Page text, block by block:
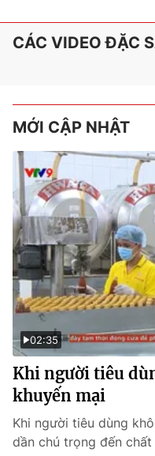
CÁC VIDEO ĐẶC
MỚI CẬP NHẬT
02:35
Khi người tiêu
khuyến mại
Khi người tiêu dùng
dần chú trọng đến